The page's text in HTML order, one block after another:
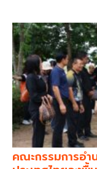
คณะกรรมการอ